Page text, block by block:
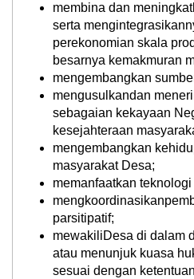
membina dan
serta
perekonomian skala
besarnya kemakmuran
mengembangkan
mengusulkandan
sebagaian kekayaan
kesejahteraan
mengembangkan
masyarakat Desa;
memanfaatkan
parsitipatif;
mewakiliDesa di dalam
atau menunjuk kuasa
sesuai dengan